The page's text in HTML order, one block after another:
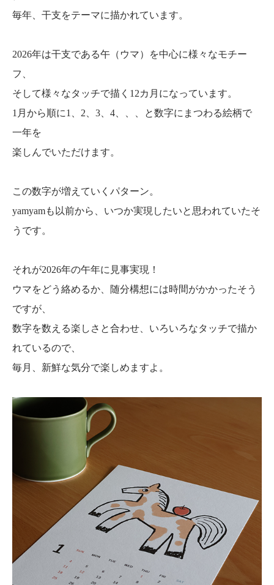
毎年、干支をテーマに描かれています。
2026年は干支である午（ウマ）を中心に様々なモチー
フ、
そして様々なタッチで描く12カ月になっています。
1月から順に1、2、3、4、、、と数字にまつわる絵柄で
一年を
楽しんでいただけます。
この数字が増えていくパターン。
yamyamも以前から、いつか実現したいと思われていたそ
うです。
それが2026年の午年に見事実現！
ウマをどう絡めるか、随分構想には時間がかかったそう
ですが、
数字を数える楽しさと合わせ、いろいろなタッチで描か
れているので、
毎月、新鮮な気分で楽しめますよ。